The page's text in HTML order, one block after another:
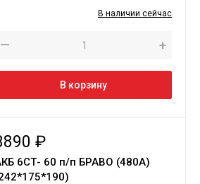
В наличии сейчас
— +
В корзину
₽
6СТ- 60 п/п БРАВО (480А)